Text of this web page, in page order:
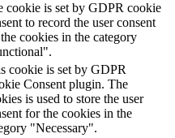
cookie is set by GDPR cookie
to record the user consent
cookies in the category
cookie is set by GDPR
Consent plugin. The
is used to store the user
for the cookies in the
"Necessary".